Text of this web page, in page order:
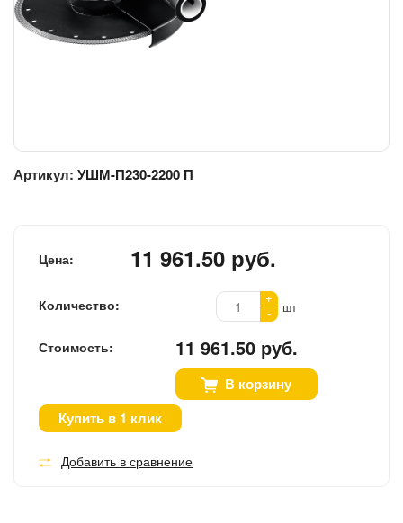
Артикул: УШМ-П230-2200 П
Цена: 11 961.50 руб.
Количество:
+
-
шт
Стоимость: 11 961.50 руб.
В корзину
Купить в 1 клик
Добавить в сравнение